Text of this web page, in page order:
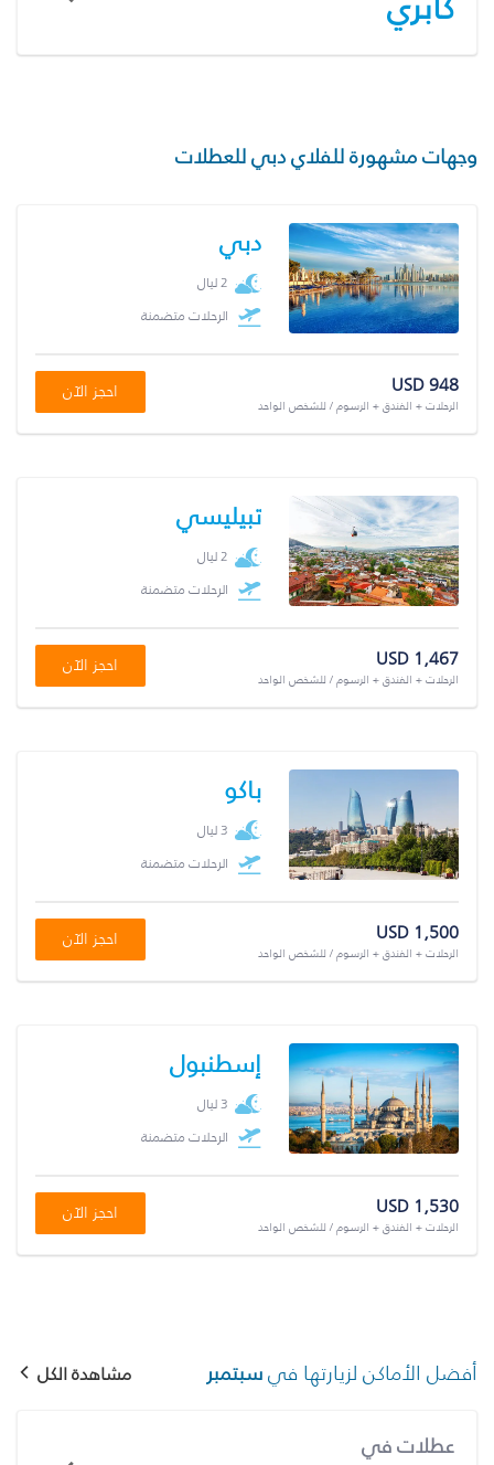
وجهات مشهورة للفلاي دبي للعطلات
دبي
2 ليال
الرحلات متضمنة
USD 948
الرحلات + الفندق + الرسوم / للشخص الواحد
احجز الآن
تبيليسي
2 ليال
الرحلات متضمنة
USD 1,467
الرحلات + الفندق + الرسوم / للشخص الواحد
احجز الآن
باكو
3 ليال
الرحلات متضمنة
USD 1,500
الرحلات + الفندق + الرسوم / للشخص الواحد
احجز الآن
إسطنبول
3 ليال
الرحلات متضمنة
USD 1,530
الرحلات + الفندق + الرسوم / للشخص الواحد
احجز الآن
أفضل الأماكن لزيارتها فيسبتمبر مشاهدة الكل
عطلات في